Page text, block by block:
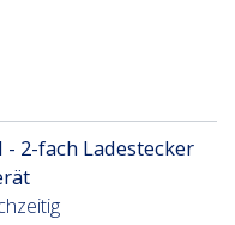
2-fach Ladestecker